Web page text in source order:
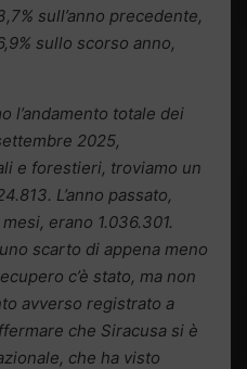
sull’anno precedente,
sullo scorso anno,
l’andamento totale dei
2025,
e forestieri, troviamo un
L’anno passato,
erano 1.036.301.
scarto di appena meno
c’è stato, ma non
avverso registrato a
che Siracusa si è
che ha visto